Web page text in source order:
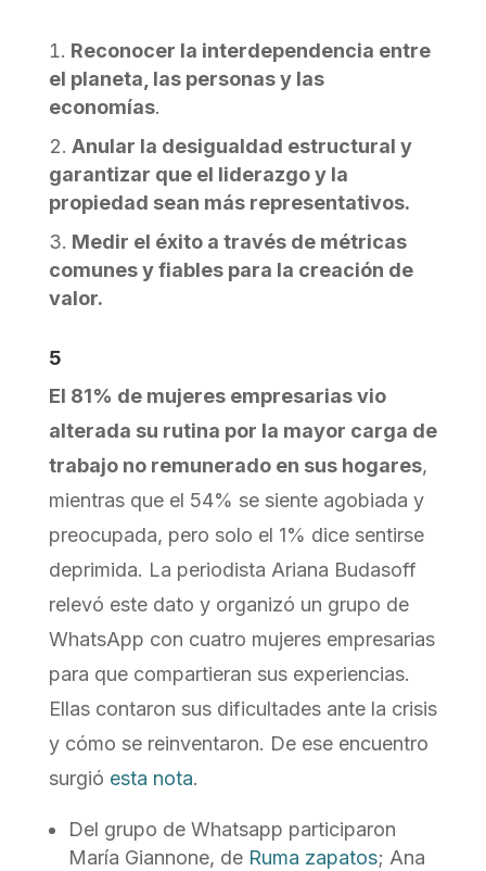
Reconocer la interdependencia entre
el planeta, las personas y las
economías.
Anular la desigualdad estructural y
garantizar que el liderazgo y la
propiedad sean más representativos.
Medir el éxito a través de métricas
comunes y fiables para la creación de
valor.
5
El 81% de mujeres empresarias vio
alterada su rutina por la mayor carga de
trabajo no remunerado en sus hogares,
mientras que el 54% se siente agobiada y
preocupada, pero solo el 1% dice sentirse
deprimida. La periodista Ariana Budasoff
relevó este dato y organizó un grupo de
WhatsApp con cuatro mujeres empresarias
para que compartieran sus experiencias.
Ellas contaron sus dificultades ante la crisis
y cómo se reinventaron. De ese encuentro
surgió esta nota.
Del grupo de Whatsapp participaron
María Giannone, de Ruma zapatos; Ana